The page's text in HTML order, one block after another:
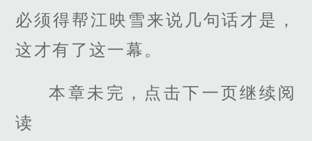
必须得帮江映雪来说几句话才是，
这才有了这一幕。
本章未完，点击下一页继续阅
读